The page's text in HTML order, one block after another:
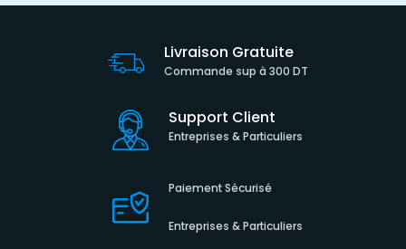
Livraison Gratuite
Commande sup à 300 DT
Support Client
Entreprises & Particuliers
Paiement Sécurisé
Entreprises & Particuliers